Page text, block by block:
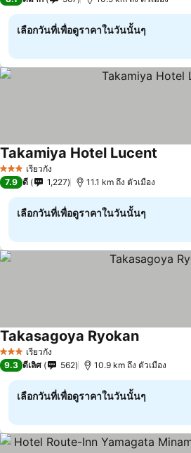
เลือกวันที่เพื่อดูราคาในวันนั้นๆ
3 ดาว เรียวกัง
Takamiya Hotel Lucent
7.9 ดี 1,227 11.1 km ถึง ตัวเมือง
เลือกวันที่เพื่อดูราคาในวันนั้นๆ
3 ดาว เรียวกัง
Takasagoya Ryokanดูราคา
9.3 ดีเลิศ 562 10.9 km ถึง ตัวเมือง
เลือกวันที่เพื่อดูราคาในวันนั้นๆ